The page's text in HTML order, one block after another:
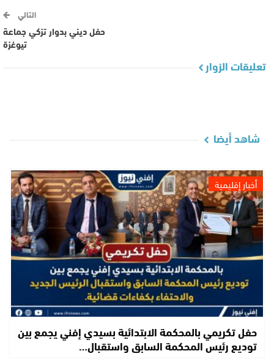
التالي
حفل ديني بدوار تزكي جماعة
تيوغزة
تعليقات الزوار
شاهد أيضا
أخبار إقليمية
حفل تكريمي بالمحكمة الابتدائية بسيدي إفني يجمع بين
توديع رئيس المحكمة السابق واستقبال…